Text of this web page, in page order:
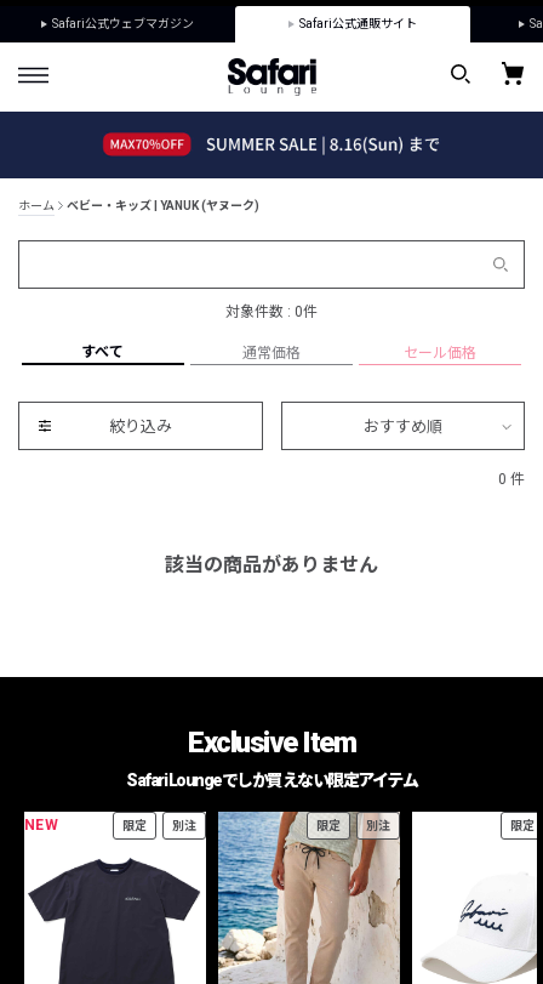
Safari公式ウェブマガジン Safari公式通販サイト
ホーム ベビー・キッズ | YANUK (ヤヌーク)
対象件数 : 0件
すべて 通常価格 セール価格
絞り込み おすすめ順
0 件
該当の商品がありません
Exclusive Item
Safari Loungeでしか買えない限定アイテム
NEW 限定 別注 限定 別注 限定